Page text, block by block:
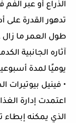
الذراع أو عبر
تدهور القدرة على
طول العمر ما
آثاره الجانبية
يوميًا لمدة
اعتمدت إدارة
الذي يمكنه إبطاء